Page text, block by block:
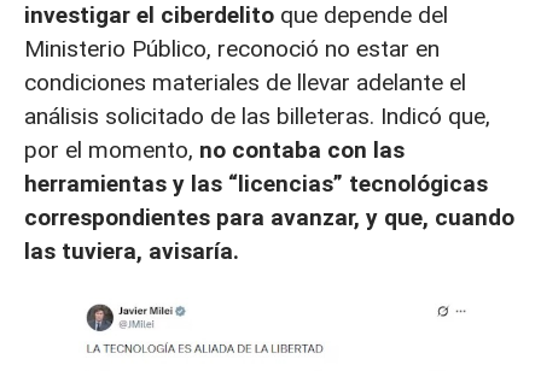
investigar el ciberdelito que depende del
Ministerio Público, reconoció no estar en
condiciones materiales de llevar adelante el
análisis solicitado de las billeteras. Indicó que,
por el momento, no contaba con las
herramientas y las “licencias” tecnológicas
correspondientes para avanzar, y que, cuando
las tuviera, avisaría.